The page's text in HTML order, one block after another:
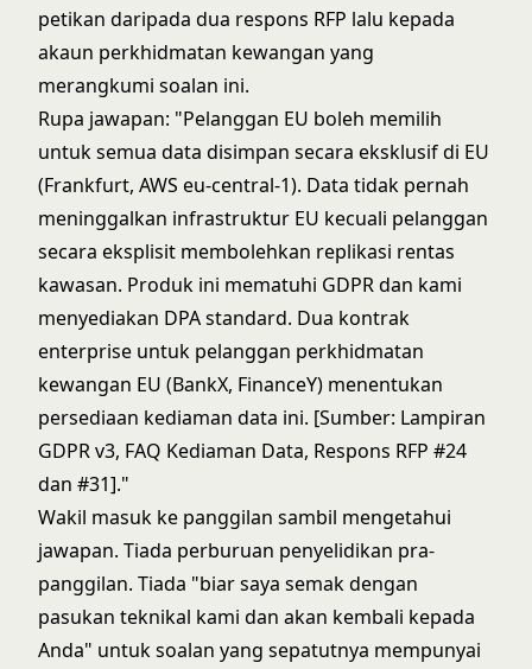
petikan daripada dua respons RFP lalu kepada
akaun perkhidmatan kewangan yang
merangkumi soalan ini.
Rupa jawapan: "Pelanggan EU boleh memilih
untuk semua data disimpan secara eksklusif di EU
(Frankfurt, AWS eu-central-1). Data tidak pernah
meninggalkan infrastruktur EU kecuali pelanggan
secara eksplisit membolehkan replikasi rentas
kawasan. Produk ini mematuhi GDPR dan kami
menyediakan DPA standard. Dua kontrak
enterprise untuk pelanggan perkhidmatan
kewangan EU (BankX, FinanceY) menentukan
persediaan kediaman data ini. [Sumber: Lampiran
GDPR v3, FAQ Kediaman Data, Respons RFP #24
dan #31]."
Wakil masuk ke panggilan sambil mengetahui
jawapan. Tiada perburuan penyelidikan pra-
panggilan. Tiada "biar saya semak dengan
pasukan teknikal kami dan akan kembali kepada
Anda" untuk soalan yang sepatutnya mempunyai